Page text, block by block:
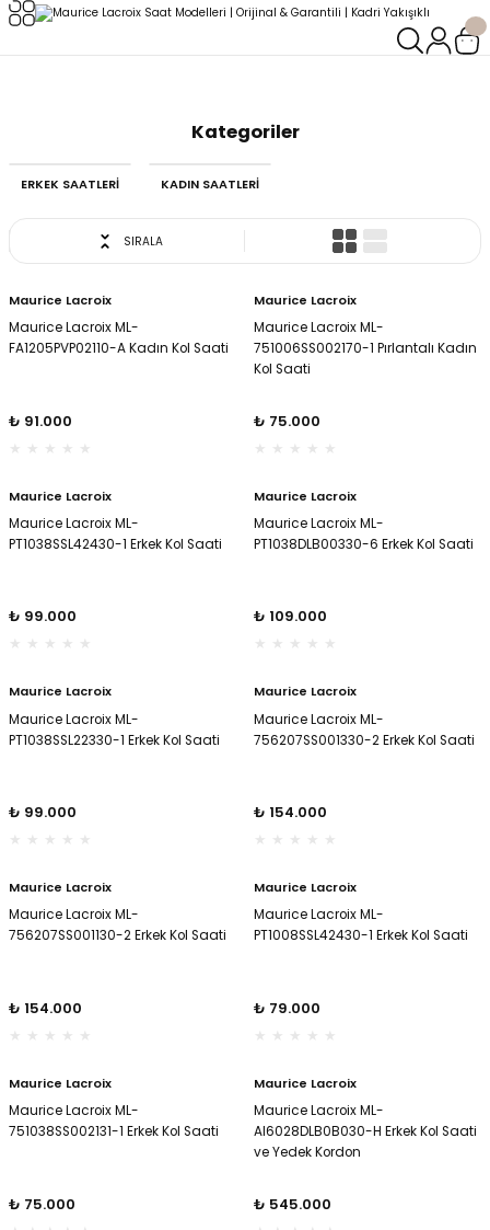
Kategoriler
ERKEK SAATLERİ KADIN SAATLERİ
SIRALA
Maurice Lacroix
Maurice Lacroix ML-
FA1205PVP02110-A Kadın Kol Saati
₺ 91.000
Maurice Lacroix
Maurice Lacroix ML-
751006SS002170-1 Pırlantalı Kadın
Kol Saati
₺ 75.000
Maurice Lacroix
Maurice Lacroix ML-
PT1038SSL42430-1 Erkek Kol Saati
₺ 99.000
Maurice Lacroix
Maurice Lacroix ML-
PT1038DLB00330-6 Erkek Kol Saati
₺ 109.000
Maurice Lacroix
Maurice Lacroix ML-
PT1038SSL22330-1 Erkek Kol Saati
₺ 99.000
Maurice Lacroix
Maurice Lacroix ML-
756207SS001330-2 Erkek Kol Saati
₺ 154.000
Maurice Lacroix
Maurice Lacroix ML-
756207SS001130-2 Erkek Kol Saati
₺ 154.000
Maurice Lacroix
Maurice Lacroix ML-
PT1008SSL42430-1 Erkek Kol Saati
₺ 79.000
Maurice Lacroix
Maurice Lacroix ML-
751038SS002131-1 Erkek Kol Saati
₺ 75.000
Maurice Lacroix
Maurice Lacroix ML-
AI6028DLB0B030-H Erkek Kol Saati
ve Yedek Kordon
₺ 545.000